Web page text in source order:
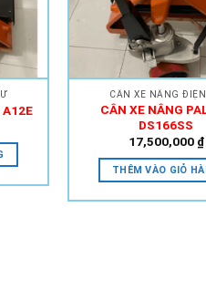
A12E
CÂN XE NÂNG
CÂN XE NÂNG
DS166SS
17,500,000 ₫
THÊM VÀO GIỎ